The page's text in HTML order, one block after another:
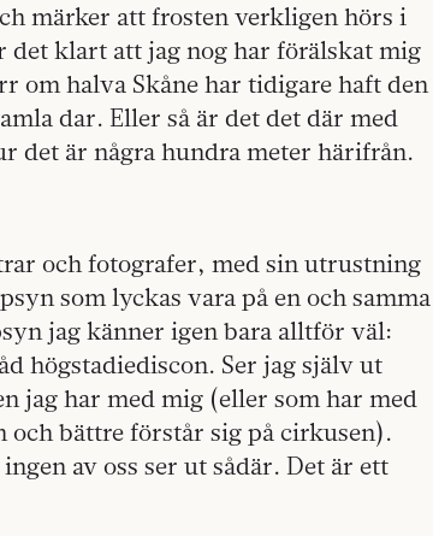
märker att frosten verkligen hörs i
det klart att jag nog har förälskat mig
om halva Skåne har tidigare haft den
dar. Eller så är det det där med
det är några hundra meter härifrån.
och fotografer, med sin utrustning
som lyckas vara på en och samma
jag känner igen bara alltför väl:
högstadiediscon. Ser jag själv ut
jag har med mig (eller som har med
bättre förstår sig på cirkusen).
av oss ser ut sådär. Det är ett